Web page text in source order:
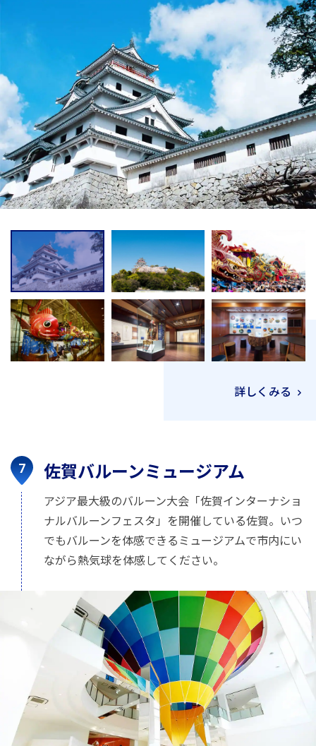
詳しくみる
佐賀バルーンミュージアム
アジア最大級のバルーン大会「佐賀インターナショ
ナルバルーンフェスタ」を開催している佐賀。いつ
でもバルーンを体感できるミュージアムで市内にい
ながら熱気球を体感してください。